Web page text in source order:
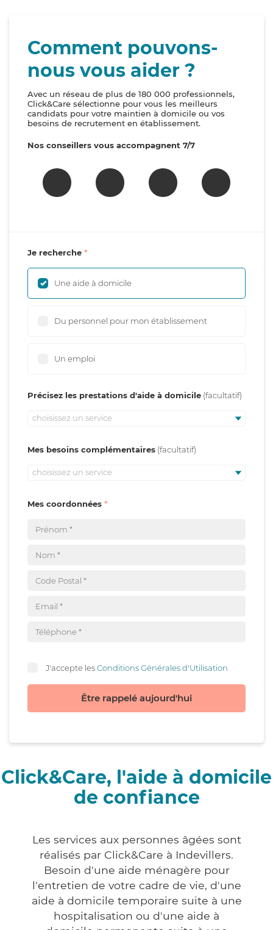
Comment pouvons-
nous vous aider ?
Avec un réseau de plus de 180 000 professionnels,
Click&Care sélectionne pour vous les meilleurs
candidats pour votre maintien à domicile ou vos
besoins de recrutement en établissement.
Nos conseillers vous accompagnent 7/7
Je recherche
Une aide à domicile
Du personnel pour mon établissement
Un emploi
Précisez les prestations d'aide à domicile
choisissez un service
Mes besoins complémentaires
choisissez un service
Mes coordonnées
J'accepte lesConditions Générales d'Utilisation
Être rappelé aujourd'hui
Click&Care, l'aide à domicile
de confiance
Les services aux personnes âgées sont
réalisés par Click&Care à Indevillers.
Besoin d'une aide ménagère pour
l'entretien de votre cadre de vie, d'une
aide à domicile temporaire suite à une
hospitalisation ou d'une aide à